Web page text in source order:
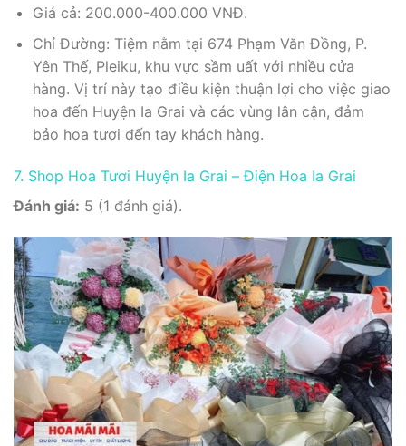
Giá cả: 200.000-400.000 VNĐ.
Chỉ Đường: Tiệm nằm tại 674 Phạm Văn Đồng, P.
Yên Thế, Pleiku, khu vực sầm uất với nhiều cửa
hàng. Vị trí này tạo điều kiện thuận lợi cho việc giao
hoa đến Huyện Ia Grai và các vùng lân cận, đảm
bảo hoa tươi đến tay khách hàng.
7. Shop Hoa Tươi Huyện Ia Grai – Điện Hoa Ia Grai
Đánh giá: 5 (1 đánh giá).